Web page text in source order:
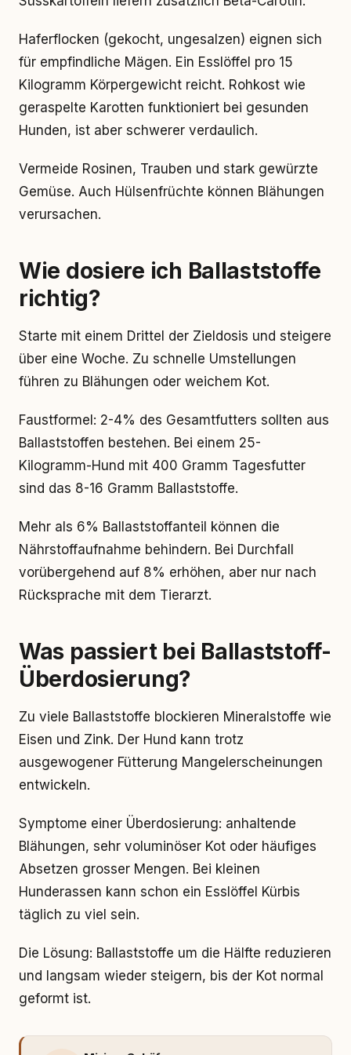
Haferflocken (gekocht, ungesalzen) eignen sich
für empfindliche Mägen. Ein Esslöffel pro 15
Kilogramm Körpergewicht reicht. Rohkost wie
geraspelte Karotten funktioniert bei gesunden
Hunden, ist aber schwerer verdaulich.
Vermeide Rosinen, Trauben und stark gewürzte
Gemüse. Auch Hülsenfrüchte können Blähungen
verursachen.
Wie dosiere ich Ballaststoffe
richtig?
Starte mit einem Drittel der Zieldosis und steigere
über eine Woche. Zu schnelle Umstellungen
führen zu Blähungen oder weichem Kot.
Faustformel: 2-4% des Gesamtfutters sollten aus
Ballaststoffen bestehen. Bei einem 25-
Kilogramm-Hund mit 400 Gramm Tagesfutter
sind das 8-16 Gramm Ballaststoffe.
Mehr als 6% Ballaststoffanteil können die
Nährstoffaufnahme behindern. Bei Durchfall
vorübergehend auf 8% erhöhen, aber nur nach
Rücksprache mit dem Tierarzt.
Was passiert bei Ballaststoff-
Überdosierung?
Zu viele Ballaststoffe blockieren Mineralstoffe wie
Eisen und Zink. Der Hund kann trotz
ausgewogener Fütterung Mangelerscheinungen
entwickeln.
Symptome einer Überdosierung: anhaltende
Blähungen, sehr voluminöser Kot oder häufiges
Absetzen grosser Mengen. Bei kleinen
Hunderassen kann schon ein Esslöffel Kürbis
täglich zu viel sein.
Die Lösung: Ballaststoffe um die Hälfte reduzieren
und langsam wieder steigern, bis der Kot normal
geformt ist.